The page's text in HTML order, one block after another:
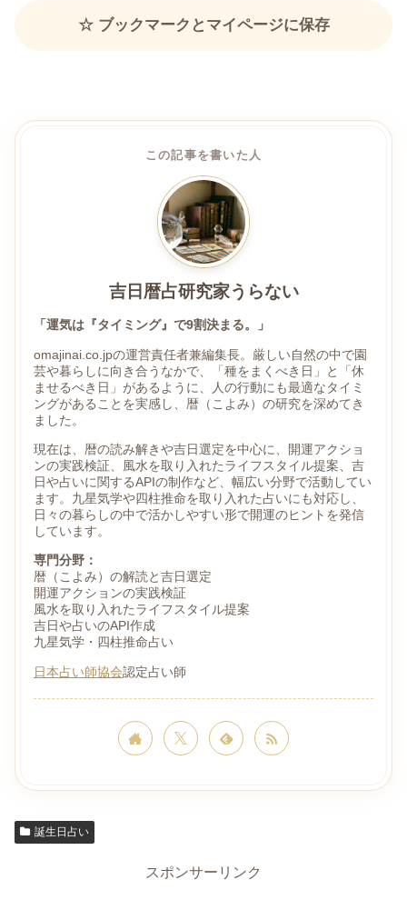
☆ ブックマークとマイページに保存
この記事を書いた人
吉日暦占研究家うらない
「運気は『タイミング』で9割決まる。」
omajinai.co.jpの運営責任者兼編集長。厳しい自然の中で園
芸や暮らしに向き合うなかで、「種をまくべき日」と「休
ませるべき日」があるように、人の行動にも最適なタイミ
ングがあることを実感し、暦（こよみ）の研究を深めてき
ました。
現在は、暦の読み解きや吉日選定を中心に、開運アクショ
ンの実践検証、風水を取り入れたライフスタイル提案、吉
日や占いに関するAPIの制作など、幅広い分野で活動してい
ます。九星気学や四柱推命を取り入れた占いにも対応し、
日々の暮らしの中で活かしやすい形で開運のヒントを発信
しています。
専門分野：
暦（こよみ）の解読と吉日選定
開運アクションの実践検証
風水を取り入れたライフスタイル提案
吉日や占いのAPI作成
九星気学・四柱推命占い
日本占い師協会認定占い師
誕生日占い
スポンサーリンク